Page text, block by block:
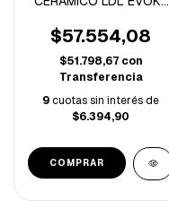
$57.554,08
$51.798,67 con
Transferencia
9cuotas sin interés de
$6.394,90